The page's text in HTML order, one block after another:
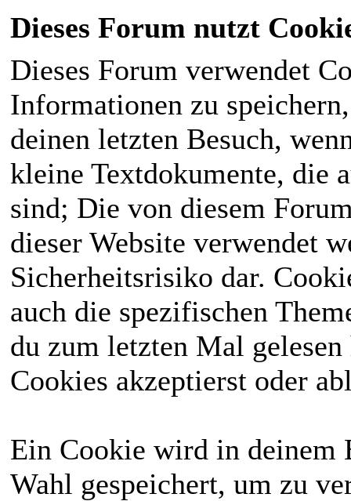
Dieses Forum nutzt
Dieses Forum verwendet
Informationen zu
deinen letzten Besuch,
kleine Textdokumente, die
sind; Die von diesem
dieser Website verwendet
Sicherheitsrisiko dar.
auch die spezifischen
du zum letzten Mal
Cookies akzeptierst oder
Ein Cookie wird in deinem
Wahl gespeichert, um zu